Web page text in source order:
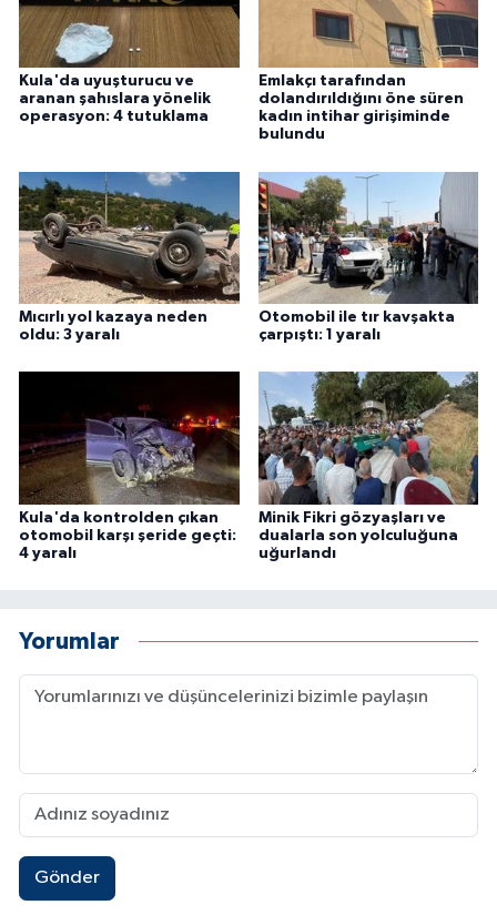
Kula'da uyuşturucu ve
aranan şahıslara yönelik
operasyon: 4 tutuklama
Emlakçı tarafından
dolandırıldığını öne süren
kadın intihar girişiminde
bulundu
Mıcırlı yol kazaya neden
oldu: 3 yaralı
Otomobil ile tır kavşakta
çarpıştı: 1 yaralı
Kula'da kontrolden çıkan
otomobil karşı şeride geçti:
4 yaralı
Minik Fikri gözyaşları ve
dualarla son yolculuğuna
uğurlandı
Yorumlar
Gönder